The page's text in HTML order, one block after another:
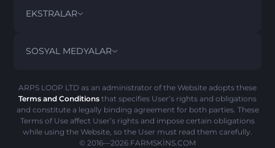
ŞARTLAR VE KOŞULLAR
GERI ÖDEME POLITIKASI
ÇEREZ POLITIKASI
EKSTRALAR
SSS
SOSYAL MEDYALAR
ARPS LOOP LTD as an administrator of the Website adopts these
Terms and Conditions that specifies User’s rights and obligations
and constitute a legally binding agreement for both parties. These
Terms of Use affect User’s rights and impose certain obligations
while using the Website, so the User must read them carefully.
© 2016—2026 FARMSKINS.COM